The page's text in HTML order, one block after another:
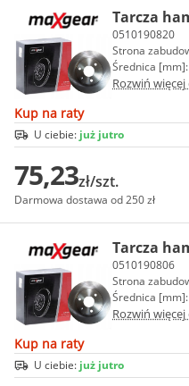
Tarcza
0510190820
Strona
Średnica [mm]:
Rozwiń
Kup na raty
U ciebie: już jutro
75,23zł/szt.
Darmowa dostawa od 250 zł
Tarcza
0510190806
Strona
Średnica [mm]:
Rozwiń
Kup na raty
U ciebie: już jutro